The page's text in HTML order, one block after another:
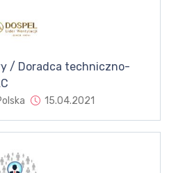
/ Doradca techniczno-
15.04.2021